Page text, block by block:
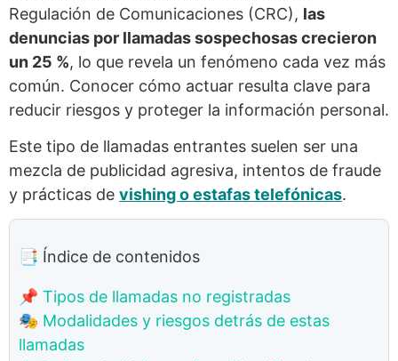
Regulación de Comunicaciones (CRC), las
denuncias por llamadas sospechosas crecieron
un 25 %, lo que revela un fenómeno cada vez más
común. Conocer cómo actuar resulta clave para
reducir riesgos y proteger la información personal.
Este tipo de llamadas entrantes suelen ser una
mezcla de publicidad agresiva, intentos de fraude
y prácticas de vishing o estafas telefónicas.
📑 Índice de contenidos
📌 Tipos de llamadas no registradas
🎭 Modalidades y riesgos detrás de estas
llamadas